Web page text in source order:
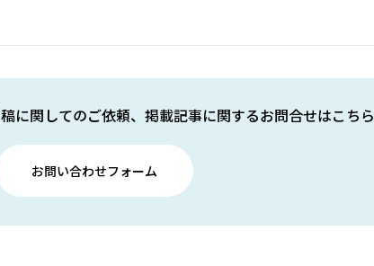
に関してのご依頼、掲載記事に関するお問合せはこちら
お問い合わせフォーム